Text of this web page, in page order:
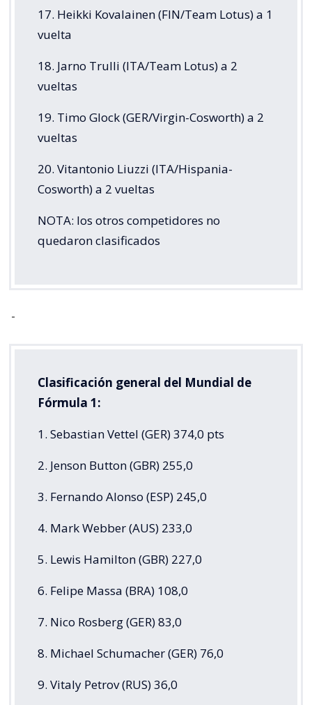
17. Heikki Kovalainen (FIN/Team Lotus) a 1
vuelta
18. Jarno Trulli (ITA/Team Lotus) a 2
vueltas
19. Timo Glock (GER/Virgin-Cosworth) a 2
vueltas
20. Vitantonio Liuzzi (ITA/Hispania-
Cosworth) a 2 vueltas
NOTA: los otros competidores no
quedaron clasificados
-
Clasificación general del Mundial de
Fórmula 1:
1. Sebastian Vettel (GER) 374,0 pts
2. Jenson Button (GBR) 255,0
3. Fernando Alonso (ESP) 245,0
4. Mark Webber (AUS) 233,0
5. Lewis Hamilton (GBR) 227,0
6. Felipe Massa (BRA) 108,0
7. Nico Rosberg (GER) 83,0
8. Michael Schumacher (GER) 76,0
9. Vitaly Petrov (RUS) 36,0